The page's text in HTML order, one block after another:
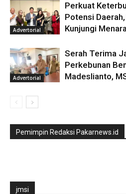
Advertorial
Perkuat
Potensi
Kunjungi
Advertorial
Serah Terima
Perkebunan
Madeslianto,
Pemimpin Redaksi Pakarnews.id
jmsi